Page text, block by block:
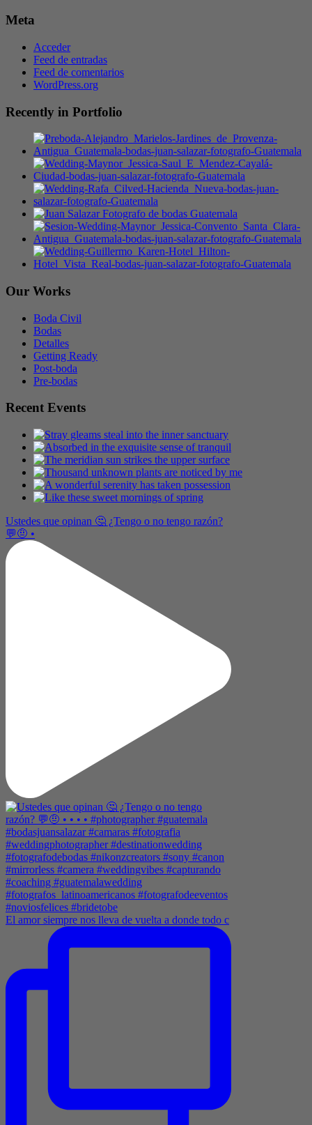
Meta
Acceder
Feed de entradas
Feed de comentarios
WordPress.org
Recently in Portfolio
Our Works
Boda Civil
Bodas
Detalles
Getting Ready
Post-boda
Pre-bodas
Recent Events
Ustedes que opinan 🤔 ¿Tengo o no tengo razón?
💬🤨 •
El amor siempre nos lleva de vuelta a donde todo c